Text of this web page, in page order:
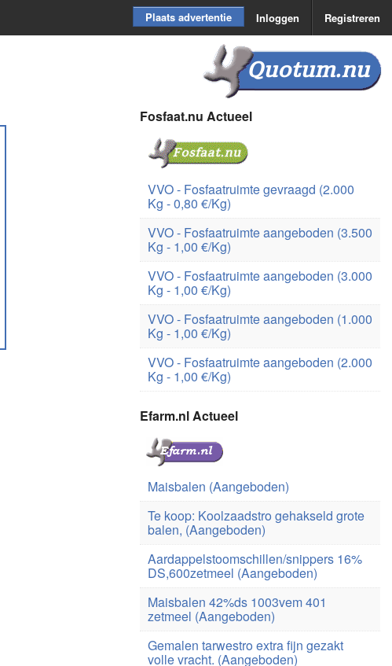
Plaats advertentie Inloggen Registreren
Quotum.nu
Fosfaat.nu Actueel
VVO - Fosfaatruimte gevraagd (2.000
Kg - 0,80 €/Kg)
VVO - Fosfaatruimte aangeboden (3.500
Kg - 1,00 €/Kg)
VVO - Fosfaatruimte aangeboden (3.000
Kg - 1,00 €/Kg)
VVO - Fosfaatruimte aangeboden (1.000
Kg - 1,00 €/Kg)
VVO - Fosfaatruimte aangeboden (2.000
Kg - 1,00 €/Kg)
Efarm.nl Actueel
Maisbalen (Aangeboden)
Te koop: Koolzaadstro gehakseld grote
balen, (Aangeboden)
Aardappelstoomschillen/snippers 16%
DS,600zetmeel (Aangeboden)
Maisbalen 42%ds 1003vem 401
zetmeel (Aangeboden)
Gemalen tarwestro extra fijn gezakt
volle vracht. (Aangeboden)